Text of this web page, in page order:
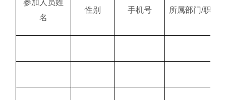
参加人员姓
名
性别 手机号 所属部门/职务